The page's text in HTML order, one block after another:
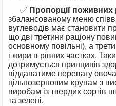
✅ Пропорції поживних
збалансованому меню
вуглеводів має становити
що дві третини раціону
основному повільні), а
і жири в рівних частках.
дотримується принципів
віддаватиме перевагу
цільнозерновим крупам з
виробам із твердих сортів
та зелені.